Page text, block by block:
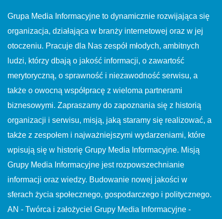
Grupa Media Informacyjne to dynamicznie rozwijająca się
organizacja, działająca w branży internetowej oraz w jej
otoczeniu. Pracuje dla Nas zespół młodych, ambitnych
ludzi, którzy dbają o jakość informacji, o zawartość
merytoryczną, o sprawność i niezawodność serwisu, a
także o owocną współpracę z wieloma partnerami
biznesowymi. Zapraszamy do zapoznania się z historią
organizacji i serwisu, misją, jaką staramy się realizować, a
także z zespołem i najważniejszymi wydarzeniami, które
wpisują się w historię Grupy Media Informacyjne. Misją
Grupy Media Informacyjne jest rozpowszechnianie
informacji oraz wiedzy. Budowanie nowej jakości w
sferach życia społecznego, gospodarczego i politycznego.
AN - Twórca i założyciel Grupy Media Informacyjne -